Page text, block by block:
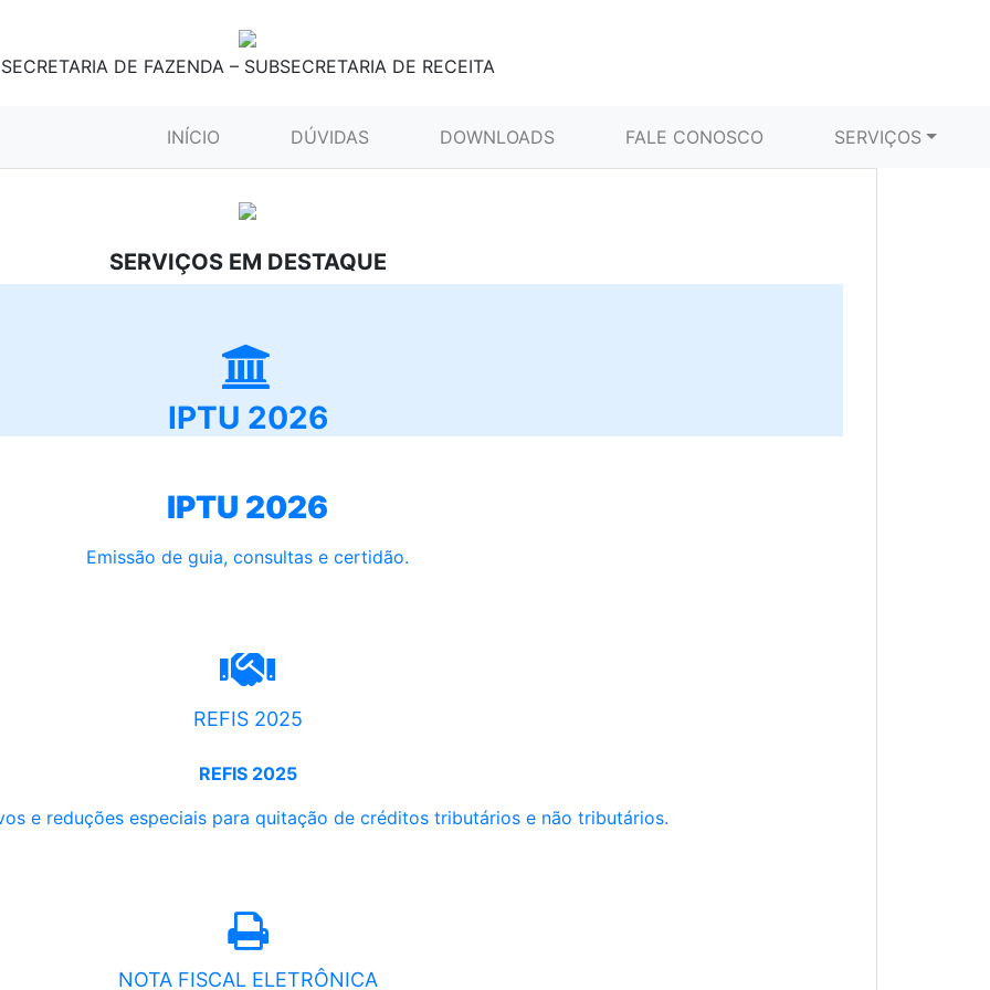
SECRETARIA DE FAZENDA – SUBSECRETARIA DE RECEITA
INÍCIO (CURRENT)DÚVIDAS DOWNLOADS FALE CONOSCO SERVIÇOS
SERVIÇOS EM DESTAQUE
IPTU 2026
IPTU 2026
Emissão de guia, consultas e certidão.
REFIS 2025
REFIS 2025
e reduções especiais para quitação de créditos tributários e não tributários.
NOTA FISCAL ELETRÔNICA